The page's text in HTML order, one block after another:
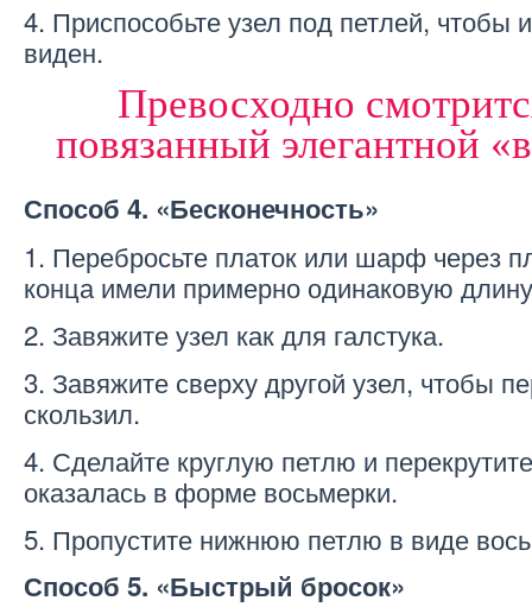
4. Приспособьте узел под петлей, чтобы
виден.
Превосходно
повязанный элегантной
Способ 4. «Бесконечность»
1. Перебросьте платок или шарф через
конца имели примерно одинаковую
2. Завяжите узел как для галстука.
3. Завяжите сверху другой узел, чтобы
скользил.
4. Сделайте круглую петлю и
оказалась в форме восьмерки.
5. Пропустите нижнюю петлю в виде
Способ 5. «Быстрый бросок»